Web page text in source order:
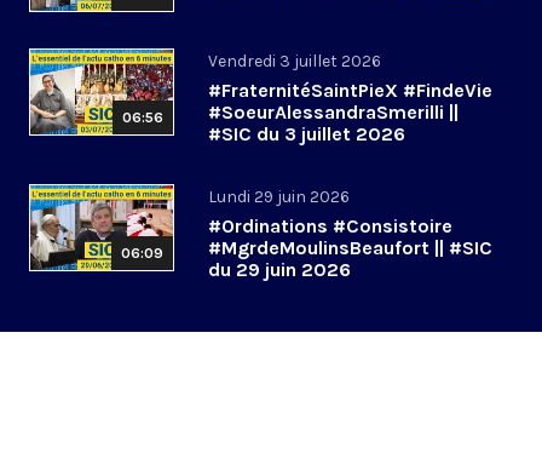
06:56
Vendredi 3 juillet 2026
#FraternitéSaintPieX #FindeVie
#SoeurAlessandraSmerilli ||
#SIC du 3 juillet 2026
06:09
Lundi 29 juin 2026
#Ordinations #Consistoire
#MgrdeMoulinsBeaufort || #SIC
du 29 juin 2026